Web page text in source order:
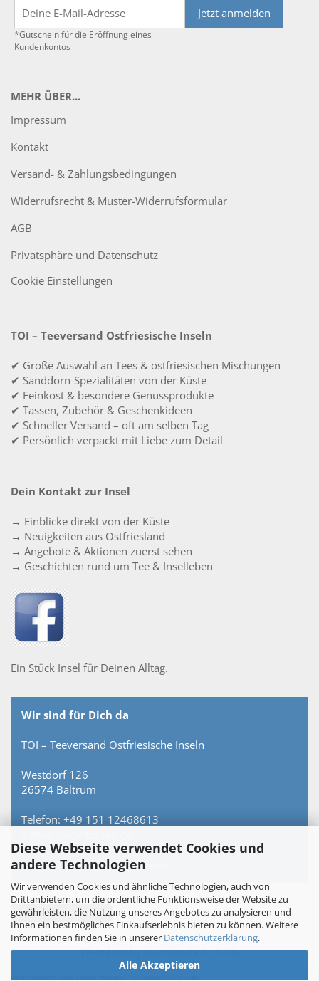
Diese Webseite verwendet Cookies und
andere Technologien
Wir verwenden Cookies und ähnliche Technologien, auch von
Drittanbietern, um die ordentliche Funktionsweise der Website zu
gewährleisten, die Nutzung unseres Angebotes zu analysieren und
Ihnen ein bestmögliches Einkaufserlebnis bieten zu können. Weitere
Informationen finden Sie in unserer Datenschutzerklärung.
Alle Akzeptieren
Jetzt anmelden
*Gutschein für die Eröffnung eines
Kundenkontos
MEHR ÜBER...
Impressum
Kontakt
Versand- & Zahlungsbedingungen
Widerrufsrecht & Muster-Widerrufsformular
AGB
Privatsphäre und Datenschutz
Cookie Einstellungen
TOI – Teeversand Ostfriesische Inseln
✔ Große Auswahl an Tees & ostfriesischen Mischungen
✔ Sanddorn-Spezialitäten von der Küste
✔ Feinkost & besondere Genussprodukte
✔ Tassen, Zubehör & Geschenkideen
✔ Schneller Versand – oft am selben Tag
✔ Persönlich verpackt mit Liebe zum Detail
Dein Kontakt zur Insel
→ Einblicke direkt von der Küste
→ Neuigkeiten aus Ostfriesland
→ Angebote & Aktionen zuerst sehen
→ Geschichten rund um Tee & Inselleben
Ein Stück Insel für Deinen Alltag.
Wir sind für Dich da
TOI – Teeversand Ostfriesische Inseln
Westdorf 126
26574 Baltrum
Telefon: +49 151 12468613
Persönlich erreichbar – keine Hotline.
Vertrag widerrufen
Webshopby Gambio.de © 2026
Ausgewählte Top-Bewertungen für www.toi-tee.de